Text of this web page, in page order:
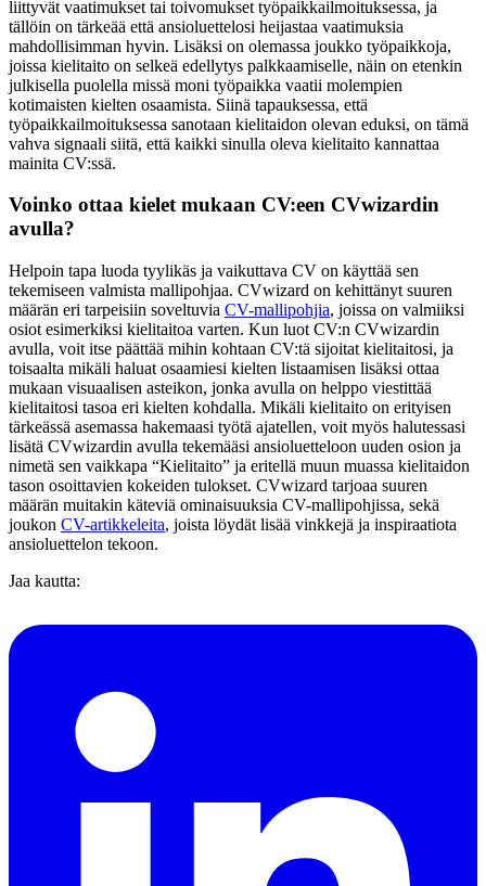
liittyvät vaatimukset tai toivomukset työpaikkailmoituksessa, ja
tällöin on tärkeää että ansioluettelosi heijastaa vaatimuksia
mahdollisimman hyvin. Lisäksi on olemassa joukko työpaikkoja,
joissa kielitaito on selkeä edellytys palkkaamiselle, näin on etenkin
julkisella puolella missä moni työpaikka vaatii molempien
kotimaisten kielten osaamista. Siinä tapauksessa, että
työpaikkailmoituksessa sanotaan kielitaidon olevan eduksi, on tämä
vahva signaali siitä, että kaikki sinulla oleva kielitaito kannattaa
mainita CV:ssä.
Voinko ottaa kielet mukaan CV:een CVwizardin
avulla?
Helpoin tapa luoda tyylikäs ja vaikuttava CV on käyttää sen
tekemiseen valmista mallipohjaa. CVwizard on kehittänyt suuren
määrän eri tarpeisiin soveltuvia CV-mallipohjia, joissa on valmiiksi
osiot esimerkiksi kielitaitoa varten. Kun luot CV:n CVwizardin
avulla, voit itse päättää mihin kohtaan CV:tä sijoitat kielitaitosi, ja
toisaalta mikäli haluat osaamiesi kielten listaamisen lisäksi ottaa
mukaan visuaalisen asteikon, jonka avulla on helppo viestittää
kielitaitosi tasoa eri kielten kohdalla. Mikäli kielitaito on erityisen
tärkeässä asemassa hakemaasi työtä ajatellen, voit myös halutessasi
lisätä CVwizardin avulla tekemääsi ansioluetteloon uuden osion ja
nimetä sen vaikkapa “Kielitaito” ja eritellä muun muassa kielitaidon
tason osoittavien kokeiden tulokset. CVwizard tarjoaa suuren
määrän muitakin käteviä ominaisuuksia CV-mallipohjissa, sekä
joukon CV-artikkeleita, joista löydät lisää vinkkejä ja inspiraatiota
ansioluettelon tekoon.
Jaa kautta: